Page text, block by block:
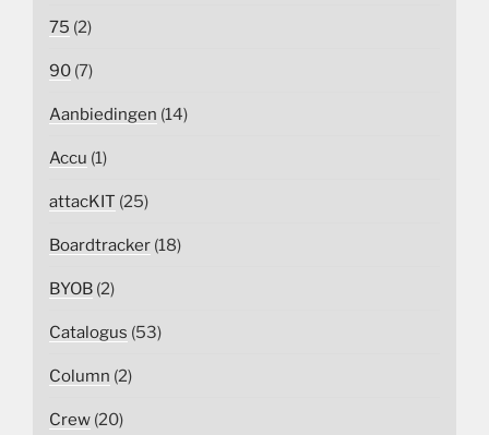
75 (2)
90 (7)
Aanbiedingen (14)
Accu (1)
attacKIT (25)
Boardtracker (18)
BYOB (2)
Catalogus (53)
Column (2)
Crew (20)